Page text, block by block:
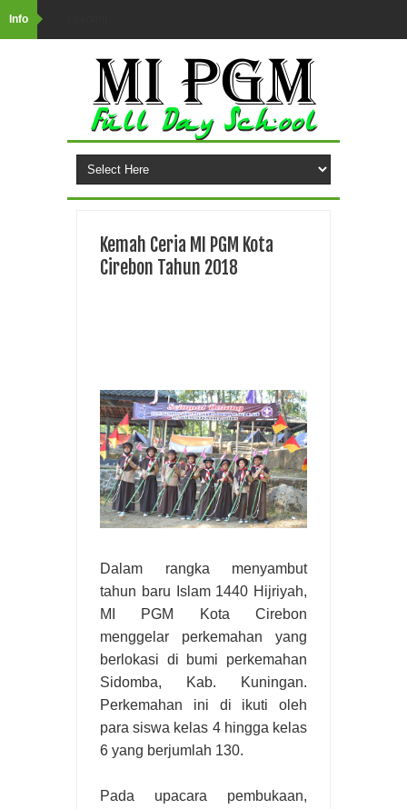
Info
Kemah Ceria MI PGM Kota
Cirebon Tahun 2018
Dalam rangka menyambut
tahun baru Islam 1440 Hijriyah,
MI PGM Kota Cirebon
menggelar perkemahan yang
berlokasi di bumi perkemahan
Sidomba, Kab. Kuningan.
Perkemahan ini di ikuti oleh
para siswa kelas 4 hingga kelas
6 yang berjumlah 130.
Pada upacara pembukaan,